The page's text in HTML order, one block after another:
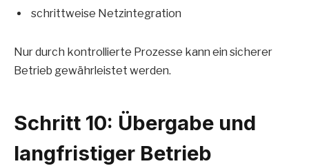
schrittweise Netzintegration
Nur durch kontrollierte Prozesse kann ein sicherer
Betrieb gewährleistet werden.
Schritt 10: Übergabe und
langfristiger Betrieb